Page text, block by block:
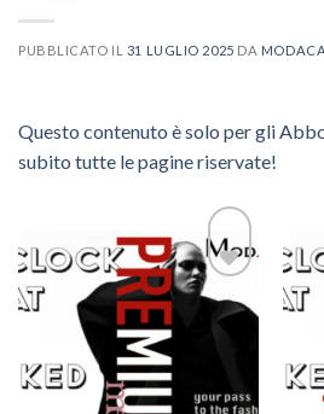
PUBBLICATO IL 31 LUGLIO 2025 DA
Questo contenuto è solo per gli
subito tutte le pagine riservate!